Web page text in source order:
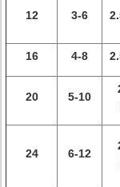
12 3-6
16 4-8
20 5-10
24 6-12